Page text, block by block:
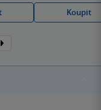
Koupit